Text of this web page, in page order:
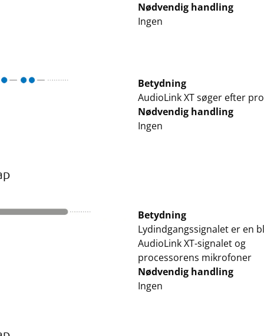
Nødvendig handling
Ingen
Betydning
AudioLink XT søger efter
Nødvendig handling
Ingen
Betydning
Lydindgangssignalet er en
AudioLink XT-signalet og
processorens mikrofoner
Nødvendig handling
Ingen